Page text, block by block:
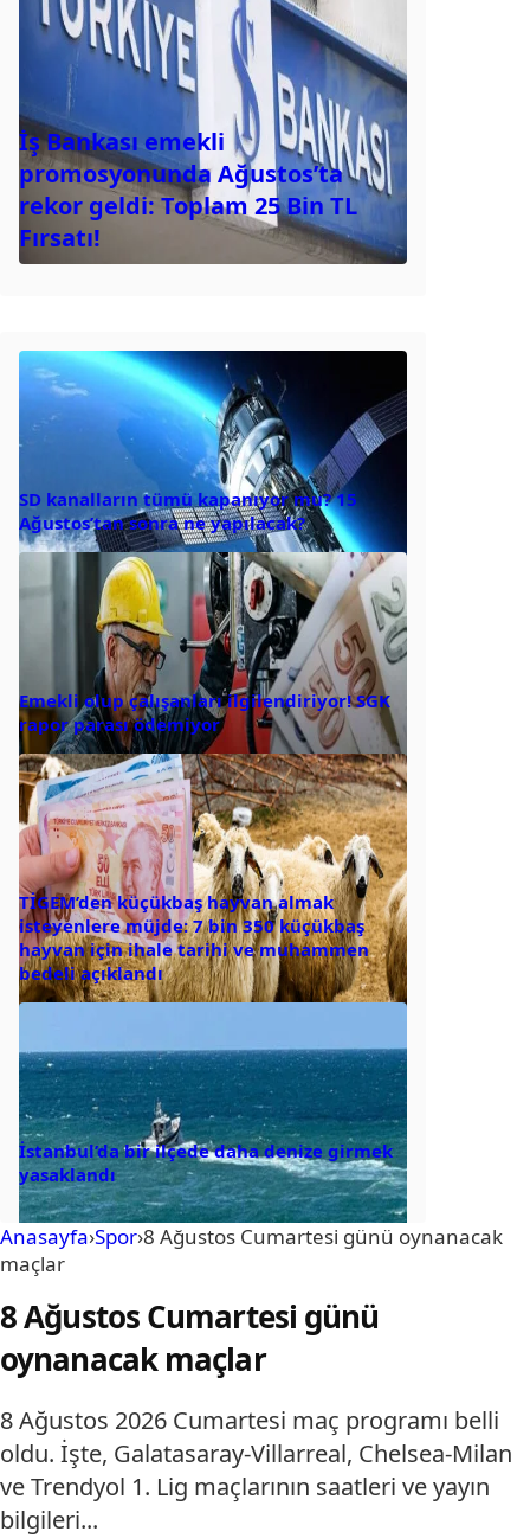
İş Bankası emekli
promosyonunda Ağustos’ta
rekor geldi: Toplam 25 Bin TL
Fırsatı!
SD kanalların tümü kapanıyor mu? 15
Ağustos’tan sonra ne yapılacak?
Emekli olup çalışanları ilgilendiriyor! SGK
rapor parası ödemiyor
TİGEM’den küçükbaş hayvan almak
isteyenlere müjde: 7 bin 350 küçükbaş
hayvan için ihale tarihi ve muhammen
bedeli açıklandı
İstanbul’da bir ilçede daha denize girmek
yasaklandı
Anasayfa›Spor›8 Ağustos Cumartesi günü oynanacak
maçlar
8 Ağustos Cumartesi günü
oynanacak maçlar
8 Ağustos 2026 Cumartesi maç programı belli
oldu. İşte, Galatasaray-Villarreal, Chelsea-Milan
ve Trendyol 1. Lig maçlarının saatleri ve yayın
bilgileri...